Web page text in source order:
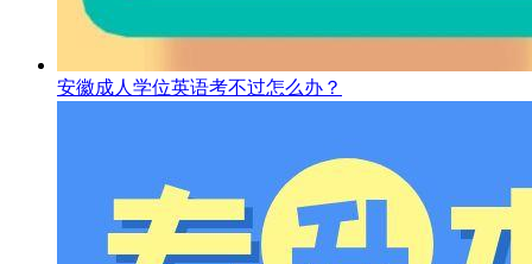
安徽成人学位英语考不过怎么办？